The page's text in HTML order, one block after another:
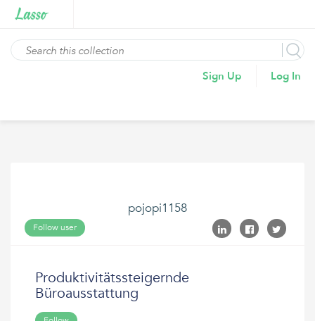
Sign Up Log In
pojopi1158
Follow user
Produktivitätssteigernde
Büroausstattung